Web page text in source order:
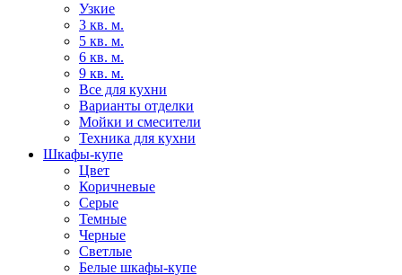
Узкие
3 кв. м.
5 кв. м.
6 кв. м.
9 кв. м.
Все для кухни
Варианты отделки
Мойки и смесители
Техника для кухни
Шкафы-купе
Цвет
Коричневые
Серые
Темные
Черные
Светлые
Белые шкафы-купе